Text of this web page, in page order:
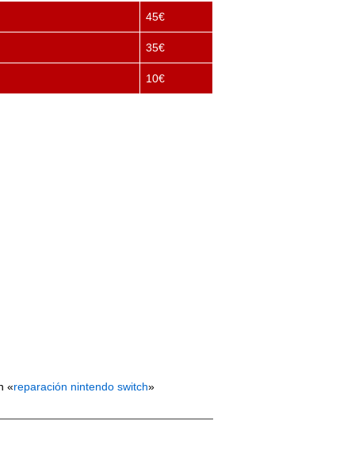
45€
35€
10€
«reparación nintendo switch»